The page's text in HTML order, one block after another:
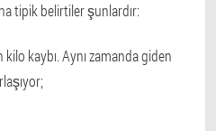
tipik belirtiler şunlardır:
kaybı. Aynı zamanda giden